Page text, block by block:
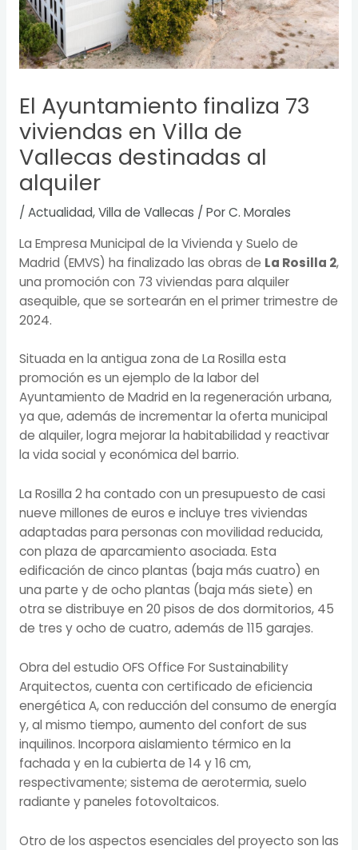
El Ayuntamiento finaliza 73
viviendas en Villa de
Vallecas destinadas al
alquiler
/ Actualidad,Villa de Vallecas / PorC. Morales
La Empresa Municipal de la Vivienda y Suelo de
Madrid (EMVS) ha finalizado las obras de La Rosilla 2,
una promoción con 73 viviendas para alquiler
asequible, que se sortearán en el primer trimestre de
2024.
Situada en la antigua zona de La Rosilla esta
promoción es un ejemplo de la labor del
Ayuntamiento de Madrid en la regeneración urbana,
ya que, además de incrementar la oferta municipal
de alquiler, logra mejorar la habitabilidad y reactivar
la vida social y económica del barrio.
La Rosilla 2 ha contado con un presupuesto de casi
nueve millones de euros e incluye tres viviendas
adaptadas para personas con movilidad reducida,
con plaza de aparcamiento asociada. Esta
edificación de cinco plantas (baja más cuatro) en
una parte y de ocho plantas (baja más siete) en
otra se distribuye en 20 pisos de dos dormitorios, 45
de tres y ocho de cuatro, además de 115 garajes.
Obra del estudio OFS Office For Sustainability
Arquitectos, cuenta con certificado de eficiencia
energética A, con reducción del consumo de energía
y, al mismo tiempo, aumento del confort de sus
inquilinos. Incorpora aislamiento térmico en la
fachada y en la cubierta de 14 y 16 cm,
respectivamente; sistema de aerotermia, suelo
radiante y paneles fotovoltaicos.
Otro de los aspectos esenciales del proyecto son las